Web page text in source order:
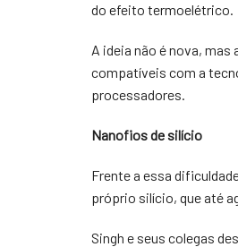
do efeito termoelétrico.
A ideia não é nova,
compatíveis com a
processadores.
Nanofios de silício
Frente a essa
próprio silício, que até
Singh e seus colegas